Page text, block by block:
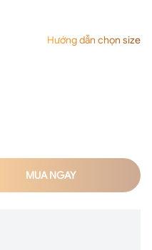
Hướng dẫn chọn size
MUA NGAY